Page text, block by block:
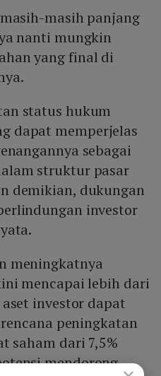
masih panjang
nanti mungkin
yang final di
status hukum
dapat memperjelas
sebagai
struktur pasar
demikian, dukungan
investor
meningkatnya
mencapai lebih dari
investor dapat
peningkatan
saham dari 7,5%
mendorong